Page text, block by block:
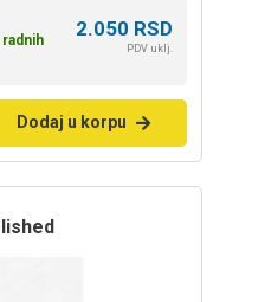
2.050 RSD
PDV uklj.
Dodaj u korpu